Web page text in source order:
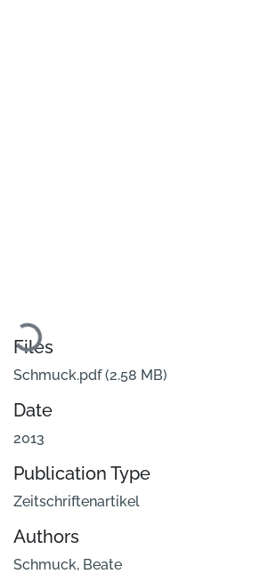
Loading...
Files
Schmuck.pdf(2.58 MB)
Date
2013
Publication Type
Zeitschriftenartikel
Authors
Schmuck, Beate